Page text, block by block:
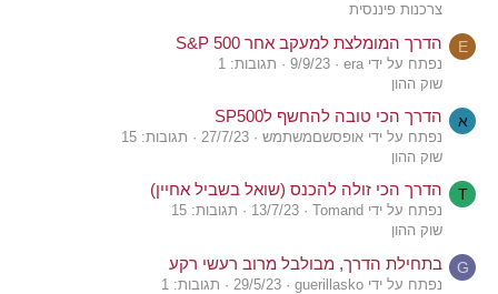
צרכנות פיננסית
E הדרך המומלצת למעקב אחר S&P 500
נפתח על ידי era 9/9/23
תגובות: 1
שוק ההון
א הדרך הכי טובה להחשף לSP500
נפתח על ידי אופסשםמשתמש 27/7/23
תגובות: 15
שוק ההון
T הדרך הכי זולה להכנס (שואל בשביל אחיין)
נפתח על ידי Tomand 13/7/23
תגובות: 15
שוק ההון
G בתחילת הדרך, מבולבל מרוב רעשי רקע
נפתח על ידי guerillasko 29/5/23
תגובות: 1